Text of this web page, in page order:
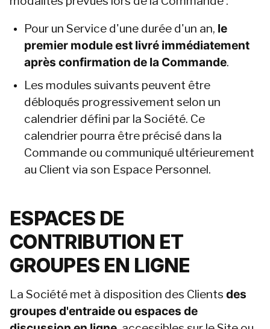
Pour un Service d'une durée d'un an, le
premier module est livré immédiatement
après confirmation de la Commande.
Les modules suivants peuvent être
débloqués progressivement selon un
calendrier défini par la Société. Ce
calendrier pourra être précisé dans la
Commande ou communiqué ultérieurement
au Client via son Espace Personnel.
ESPACES DE
CONTRIBUTION ET
GROUPES EN LIGNE
La Société met à disposition des Clients des
groupes d'entraide ou espaces de